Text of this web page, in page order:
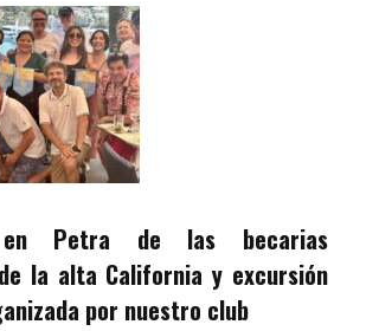
en Petra de las becarias
la alta California y excursión
por nuestro club